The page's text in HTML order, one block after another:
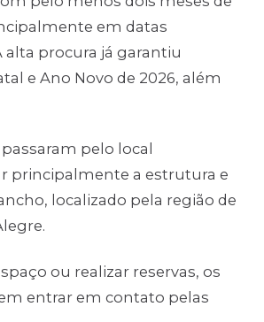
em datas
alta procura já garantiu
e Ano Novo de 2026, além
pelo local
principalmente a estrutura e
localizado pela região de
ou realizar reservas, os
entrar em contato pelas